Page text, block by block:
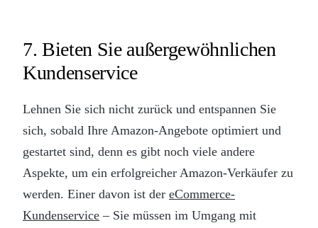
7. Bieten Sie außergewöhnlichen
Kundenservice
Lehnen Sie sich nicht zurück und entspannen Sie
sich, sobald Ihre Amazon-Angebote optimiert und
gestartet sind, denn es gibt noch viele andere
Aspekte, um ein erfolgreicher Amazon-Verkäufer zu
werden. Einer davon ist der eCommerce-
Kundenservice – Sie müssen im Umgang mit